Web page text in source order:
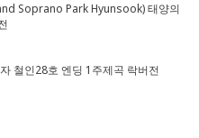
Soprano Park Hyunsook) 태양의
철인28호 엔딩 1주제곡 락버전